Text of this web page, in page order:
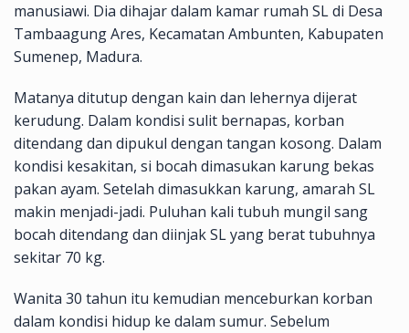
manusiawi. Dia dihajar dalam kamar rumah SL di Desa
Tambaagung Ares, Kecamatan Ambunten, Kabupaten
Sumenep, Madura.
Matanya ditutup dengan kain dan lehernya dijerat
kerudung. Dalam kondisi sulit bernapas, korban
ditendang dan dipukul dengan tangan kosong. Dalam
kondisi kesakitan, si bocah dimasukan karung bekas
pakan ayam. Setelah dimasukkan karung, amarah SL
makin menjadi-jadi. Puluhan kali tubuh mungil sang
bocah ditendang dan diinjak SL yang berat tubuhnya
sekitar 70 kg.
Wanita 30 tahun itu kemudian menceburkan korban
dalam kondisi hidup ke dalam sumur. Sebelum